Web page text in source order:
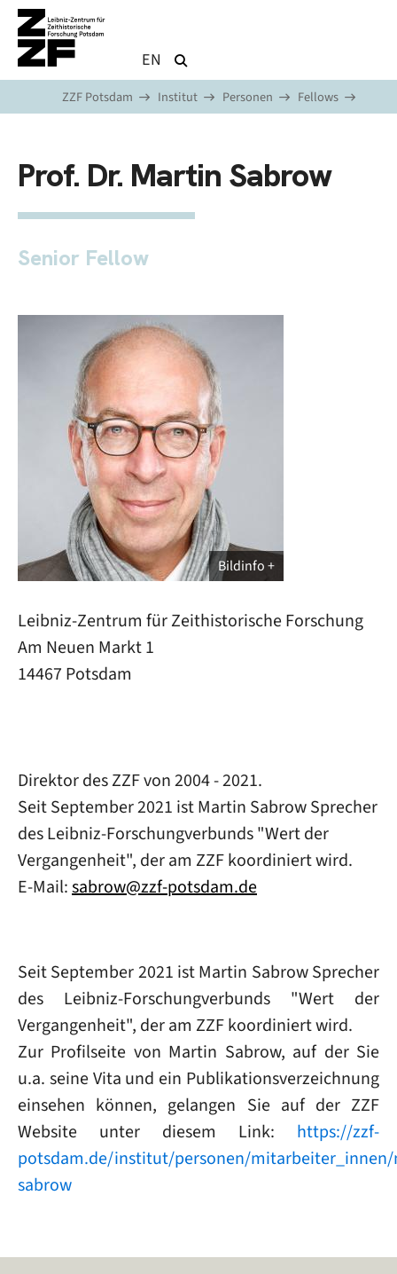
Direkt zum Inhalt
EN
ZZF Potsdam Institut Personen Fellows
Prof. Dr. Martin Sabrow
Senior Fellow
Bildinfo
Leibniz-Zentrum für Zeithistorische Forschung
Am Neuen Markt 1
14467 Potsdam
Direktor des ZZF von 2004 - 2021.
Seit September 2021 ist Martin Sabrow Sprecher
des Leibniz-Forschungverbunds "Wert der
Vergangenheit", der am ZZF koordiniert wird.
E-Mail:sabrow@zzf-potsdam.de
Seit September 2021 ist Martin Sabrow Sprecher
des Leibniz-Forschungverbunds "Wert der
Vergangenheit", der am ZZF koordiniert wird.
Zur Profilseite von Martin Sabrow, auf der Sie
u.a. seine Vita und ein Publikationsverzeichnung
einsehen können, gelangen Sie auf der ZZF
Website unter diesem Link: https://zzf-
potsdam.de/institut/personen/
sabrow